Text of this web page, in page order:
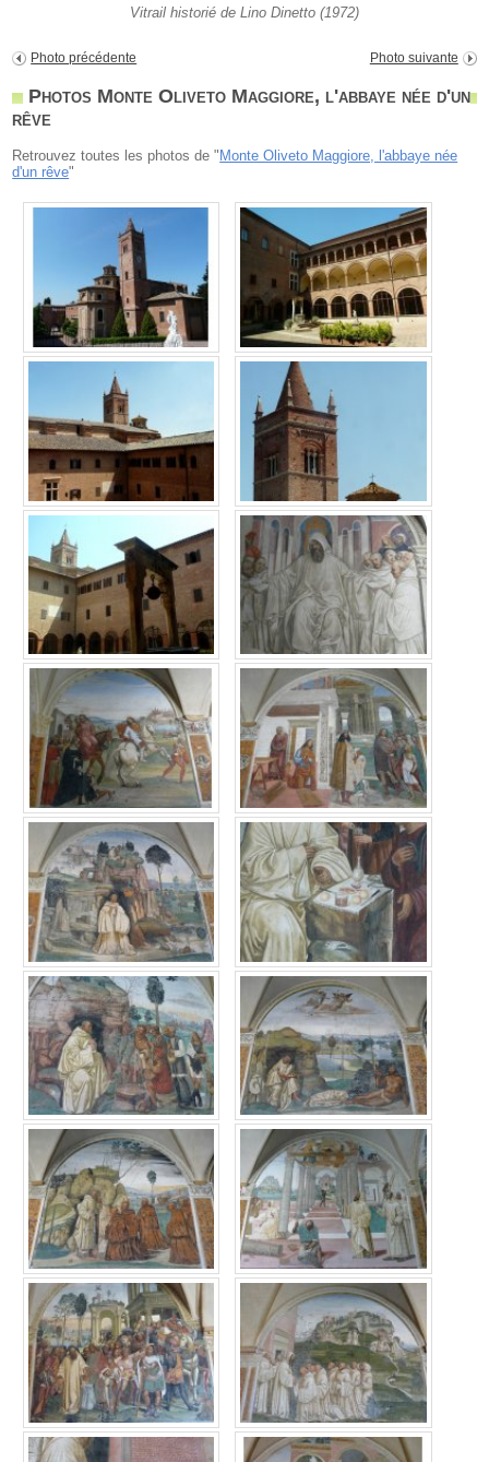
Vitrail historié de Lino Dinetto (1972)
Photo précédente Photo suivante
Photos Monte Oliveto Maggiore, l'abbaye née d'un
rêve
Retrouvez toutes les photos de " Monte Oliveto Maggiore, l'abbaye née
d'un rêve"